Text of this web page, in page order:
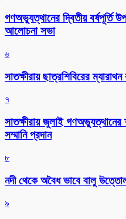
গণঅভ্যুত্থানের দ্বিতীয় বর্ষপূর্তি
আলোচনা সভা
৬
সাতক্ষীরায় ছাত্রশিবিরের ম্যারাথন
৭
সাতক্ষীরায় জুলাই
সম্মানি প্রদান
৮
নদী থেকে অবৈধ ভাবে বালু
৯